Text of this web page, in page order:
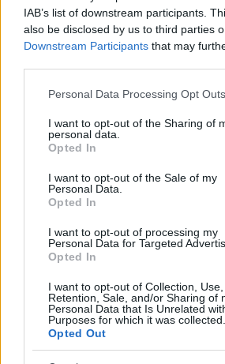
IAB’s list of downstream participants.
also be disclosed by us to third parties
Downstream Participants that may
Please note that this website/app uses
not limited to your visit or usage
grant or deny consent to Google and its
use your data for below specified
consent section.
Personal Data Processing Opt Outs
I want to opt-out of the Sharing of
personal data.
Opted In
I want to opt-out of the Sale of my
Personal Data.
Opted In
I want to opt-out of processing my
Personal Data for Targeted
Opted In
I want to opt-out of Collection, Use,
Retention, Sale, and/or Sharing of
Personal Data that Is Unrelated
Purposes for which it was collected.
Opted Out
Felhasználónév
Elfelejtette jelszavát?
Kertészeti, kerti termékek és
KERTÉSZ ÉS KERTÉSZET
Mi hasonlít a(z) 'Jonathan
(Jonatán) Csányi 1' alma
(Malus domestica